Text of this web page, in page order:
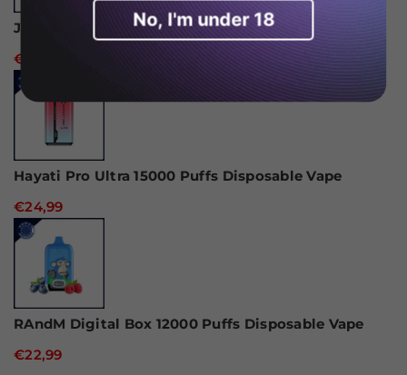
JNR Alien 10000 Puffs Engangs Vape
€18,99
Hayati Pro Ultra 15000 Puffs Disposable Vape
€24,99
RAndM Digital Box 12000 Puffs Disposable Vape
€22,99
No, I'm under 18